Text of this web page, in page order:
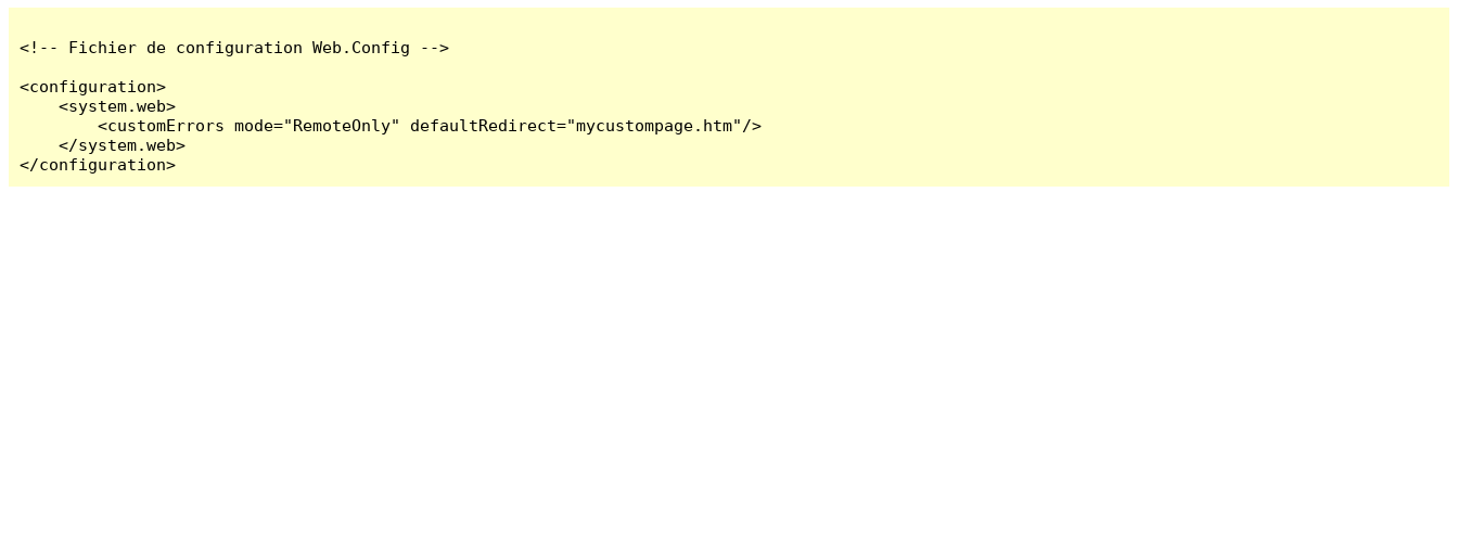
<!-- Fichier de configuration Web.Config -->
<configuration>
    <system.web>
        <customErrors mode="RemoteOnly" defaultRedirect="mycustompage.htm"/>
    </system.web>
</configuration>